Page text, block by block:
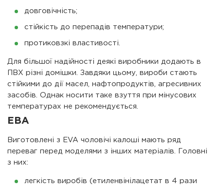
довговічність;
стійкість до перепадів температури;
протиковзкі властивості.
Для більшої надійності деякі виробники додають в
ПВХ різні домішки. Завдяки цьому, вироби стають
стійкими до дії масел, нафтопродуктів, агресивних
засобів. Однак носити таке взуття при мінусових
температурах не рекомендується.
ЕВА
Виготовлені з EVA чоловічі калоші мають ряд
переваг перед моделями з інших матеріалів. Головні
з них:
легкість виробів (етиленвінілацетат в 4 рази